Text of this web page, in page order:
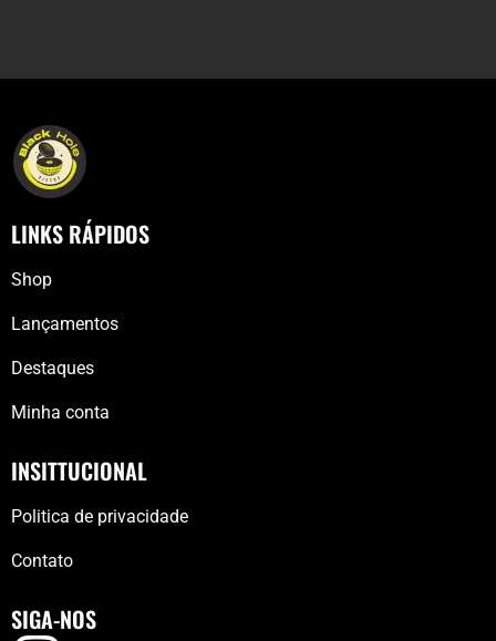
LINKS RÁPIDOS
Shop
Lançamentos
Destaques
Minha conta
INSITTUCIONAL
Politica de privacidade
Contato
SIGA-NOS